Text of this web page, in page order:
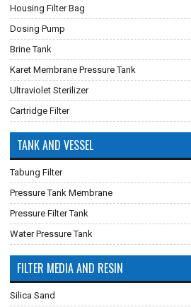
Housing Filter Bag
Dosing Pump
Brine Tank
Karet Membrane Pressure Tank
Ultraviolet Sterilizer
Cartridge Filter
TANK AND VESSEL
Tabung Filter
Pressure Tank Membrane
Pressure Filter Tank
Water Pressure Tank
FILTER MEDIA AND RESIN
Silica Sand